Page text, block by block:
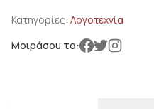
Κατηγορίες: Λογοτεχνία
Μοιράσου το: